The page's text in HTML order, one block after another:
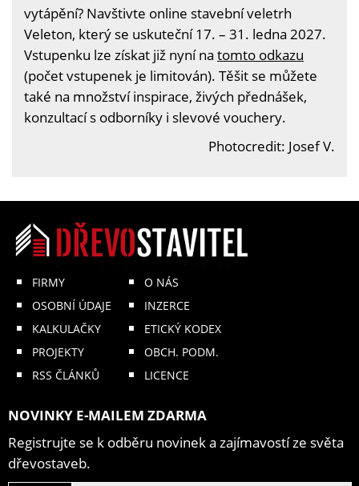
vytápění? Navštivte online stavební veletrh
Veleton, který se uskuteční 17. – 31. ledna 2027.
Vstupenku lze získat již nyní na tomto odkazu
(počet vstupenek je limitován). Těšit se můžete
také na množství inspirace, živých přednášek,
konzultací s odborníky i slevové vouchery.
Photocredit: Josef V.
FIRMY
OSOBNÍ ÚDAJE
KALKULAČKY
PROJEKTY
RSS ČLÁNKŮ
O NÁS
INZERCE
ETICKÝ KODEX
OBCH. PODM.
LICENCE
NOVINKY E-MAILEM ZDARMA
Registrujte se k odběru novinek a zajímavostí ze světa
dřevostaveb.